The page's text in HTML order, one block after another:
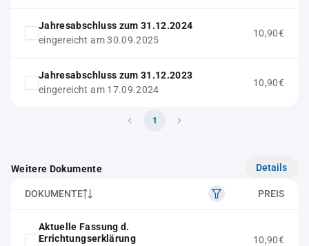
Jahresabschluss zum 31.12.2024
eingereicht am 30.09.2025
10,90€
Jahresabschluss zum 31.12.2023
eingereicht am 17.09.2024
10,90€
1
Weitere Dokumente Details
DOKUMENTE PREIS
Aktuelle Fassung d.
Errichtungserklärung
10,90€